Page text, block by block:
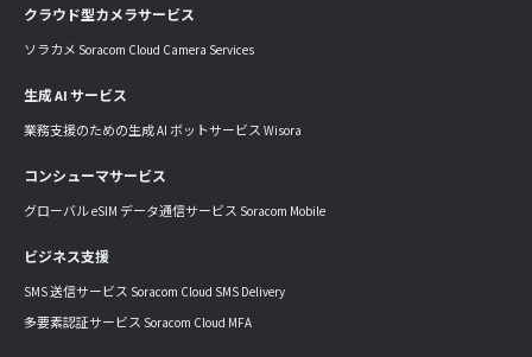
クラウド型カメラサービス
ソラカメ Soracom Cloud Camera Services
生成 AI サービス
業務支援のための生成 AI ボットサービス Wisora
コンシューマサービス
グローバル eSIM データ通信サービス Soracom Mobile
ビジネス支援
SMS 送信サービス Soracom Cloud SMS Delivery
多要素認証サービス Soracom Cloud MFA